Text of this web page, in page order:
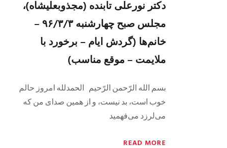
دکتر نورعلی تابنده (مجذوبعلیشاه)،
مجلس صبح چهارشنبه ۹۶/۳/۳ –
خانم‌ها (گردش ایام – برخورد با
ملایمت – موقع مناسب)
بسم الله الرّحمن الرّحیم الحمدلله امروز حالم
خوب است، بد نیست، و از همین صدای من که
می‌لرزد می‌فهمید
READ MORE